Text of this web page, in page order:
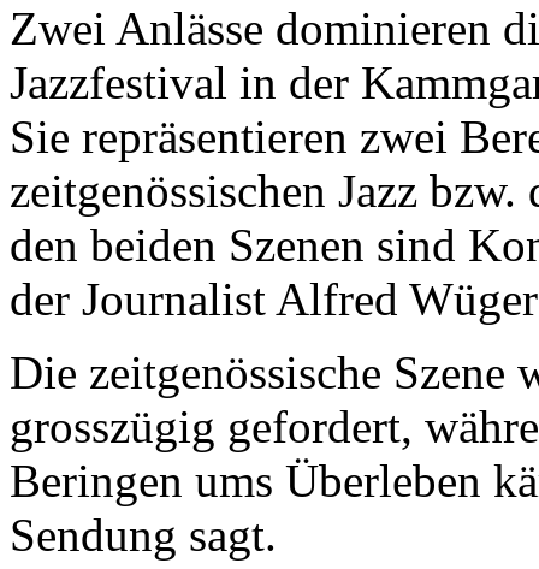
Zwei Anlässe dominieren
Jazzfestival in der
Sie repräsentieren zwei
zeitgenössischen Jazz
den beiden Szenen sind
der Journalist Alfred
Die zeitgenössische
grosszügig gefordert,
Beringen ums Überleben
Sendung sagt.